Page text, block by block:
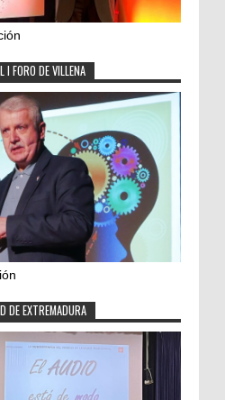
I FORO DE VILLENA
DE EXTREMADURA